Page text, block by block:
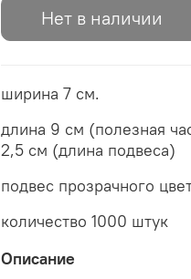
Нет в наличии
ширина 7 см.
длина 9 см (полезная
2,5 см (длина подвеса)
подвес прозрачного
количество 1000 штук
Описание